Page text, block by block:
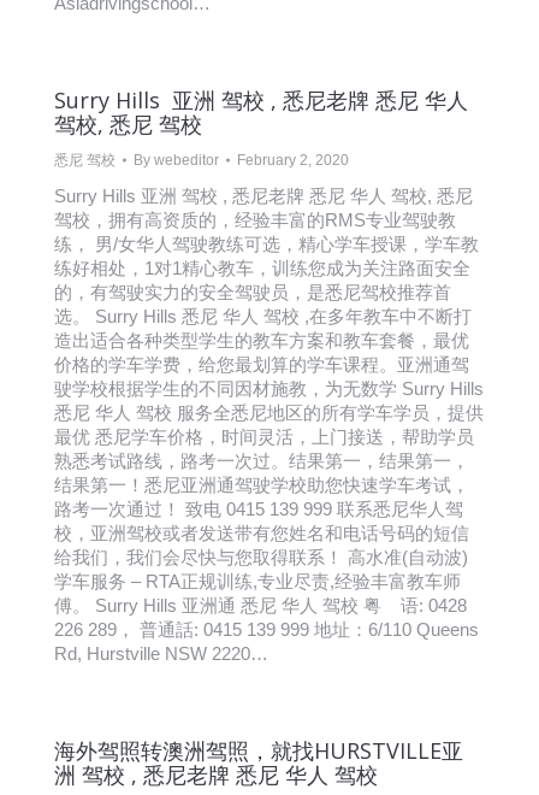
Surry Hills 亚洲 驾校 , 悉尼老牌 悉尼 华人
驾校, 悉尼 驾校
悉尼 驾校 By webeditor February 2, 2020
Surry Hills 亚洲 驾校 , 悉尼老牌 悉尼 华人 驾校, 悉尼
驾校，拥有高资质的，经验丰富的RMS专业驾驶教
练， 男/女华人驾驶教练可选，精心学车授课，学车教
练好相处，1对1精心教车，训练您成为关注路面安全
的，有驾驶实力的安全驾驶员，是悉尼驾校推荐首
选。 Surry Hills 悉尼 华人 驾校 ,在多年教车中不断打
造出适合各种类型学生的教车方案和教车套餐，最优
价格的学车学费，给您最划算的学车课程。亚洲通驾
驶学校根据学生的不同因材施教，为无数学 Surry Hills
悉尼 华人 驾校 服务全悉尼地区的所有学车学员，提供
最优 悉尼学车价格，时间灵活，上门接送，帮助学员
熟悉考试路线，路考一次过。结果第一，结果第一，
结果第一！悉尼亚洲通驾驶学校助您快速学车考试，
路考一次通过！ 致电 0415 139 999 联系悉尼华人驾
校，亚洲驾校或者发送带有您姓名和电话号码的短信
给我们，我们会尽快与您取得联系！ 高水准(自动波)
学车服务 – RTA正规训练,专业尽责,经验丰富教车师
傅。 Surry Hills 亚洲通 悉尼 华人 驾校 粤 语: 0428
226 289， 普通話: 0415 139 999 地址：6/110 Queens
Rd, Hurstville NSW 2220…
海外驾照转澳洲驾照，就找HURSTVILLE亚
洲 驾校 , 悉尼老牌 悉尼 华人 驾校